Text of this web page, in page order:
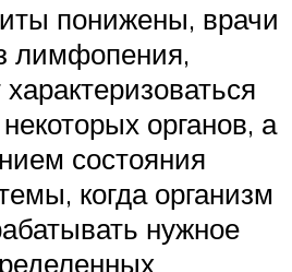
понижены, врачи
лимфопения,
органов, а
состояния
когда организм
нужное